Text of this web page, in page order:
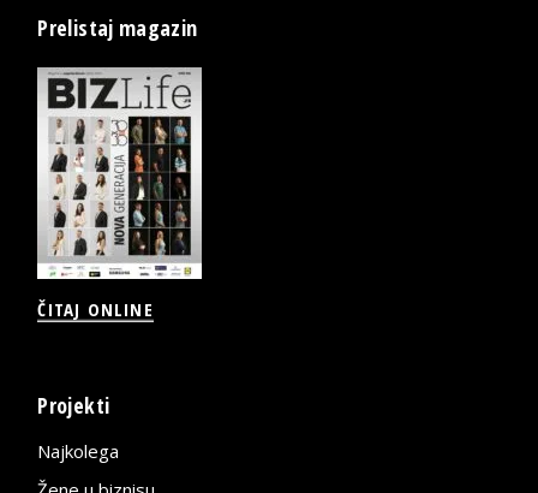
Prelistaj magazin
ČITAJ ONLINE
Projekti
Najkolega